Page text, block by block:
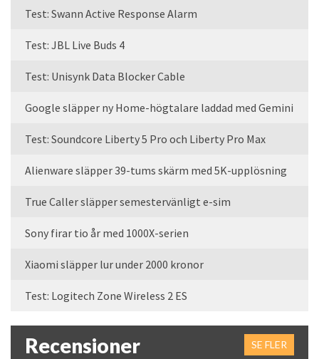
Test: Swann Active Response Alarm
Test: JBL Live Buds 4
Test: Unisynk Data Blocker Cable
Google släpper ny Home-högtalare laddad med Gemini
Test: Soundcore Liberty 5 Pro och Liberty Pro Max
Alienware släpper 39-tums skärm med 5K-upplösning
True Caller släpper semestervänligt e-sim
Sony firar tio år med 1000X-serien
Xiaomi släpper lur under 2000 kronor
Test: Logitech Zone Wireless 2 ES
Recensioner SE FLER